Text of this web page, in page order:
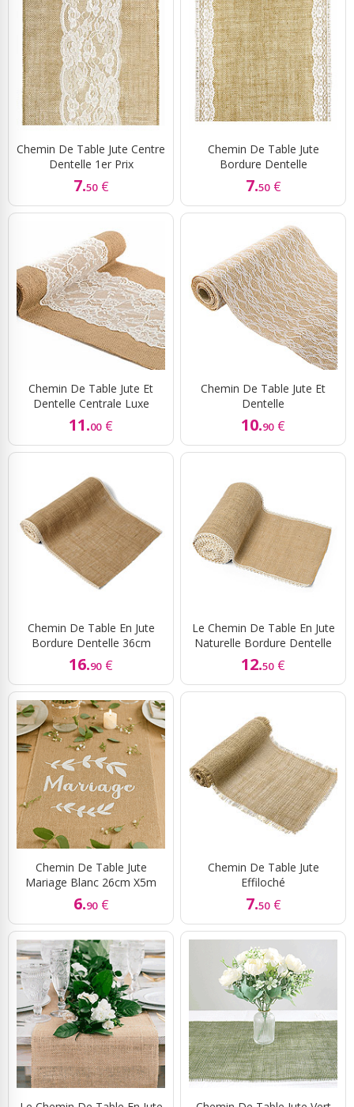
Chemin De Table Jute Centre
Dentelle 1er Prix
7.50 €
Chemin De Table Jute
Bordure Dentelle
7.50 €
Chemin De Table Jute Et
Dentelle Centrale Luxe
11.00 €
Chemin De Table Jute Et
Dentelle
10.90 €
Chemin De Table En Jute
Bordure Dentelle 36cm
16.90 €
Le Chemin De Table En Jute
Naturelle Bordure Dentelle
12.50 €
Chemin De Table Jute
Mariage Blanc 26cm X5m
6.90 €
Chemin De Table Jute
Effiloché
7.50 €